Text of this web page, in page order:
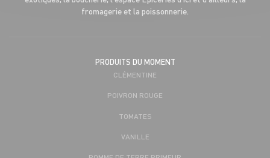
fromagerie et la poissonnerie.
PRODUITS DU MOMENT
CLÉMENTINE
POIVRON ROUGE
TOMATES
VANILLE